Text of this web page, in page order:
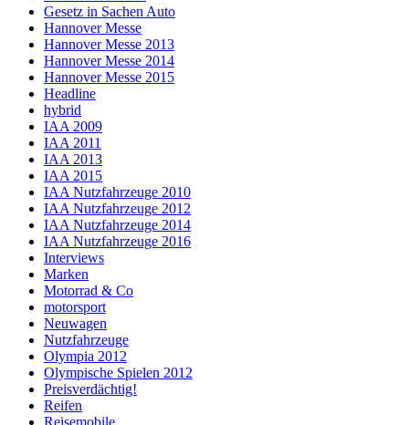
Gesetz in Sachen Auto
Hannover Messe
Hannover Messe 2013
Hannover Messe 2014
Hannover Messe 2015
Headline
hybrid
IAA 2009
IAA 2011
IAA 2013
IAA 2015
IAA Nutzfahrzeuge 2010
IAA Nutzfahrzeuge 2012
IAA Nutzfahrzeuge 2014
IAA Nutzfahrzeuge 2016
Interviews
Marken
Motorrad & Co
motorsport
Neuwagen
Nutzfahrzeuge
Olympia 2012
Olympische Spielen 2012
Preisverdächtig!
Reifen